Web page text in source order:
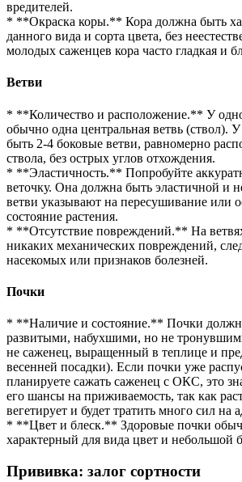
вредителей.
* **Окраска коры.** Кора должна быть
данного вида и сорта цвета, без
молодых саженцев кора часто гладкая и
Ветви
* **Количество и расположение.** У
обычно одна центральная ветвь (ствол).
быть 2-4 боковые ветви, равномерно
ствола, без острых углов отхождения.
* **Эластичность.** Попробуйте
веточку. Она должна быть эластичной и
ветви указывают на пересушивание или
состояние растения.
* **Отсутствие повреждений.** На
никаких механических повреждений,
насекомых или признаков болезней.
Почки
* **Наличие и состояние.** Почки
развитыми, набухшими, но не
не саженец, выращенный в теплице и
весенней посадки). Если почки уже
планируете сажать саженец с ОКС, это
его шансы на приживаемость, так как
вегетирует и будет тратить много сил на
* **Цвет и блеск.** Здоровые почки
характерный для вида цвет и небольшой
Прививка: залог сортности